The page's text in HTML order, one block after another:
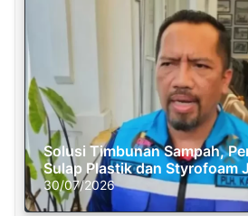
Solusi Timbunan Sampah,
Sulap Plastik dan Styrofoam
30/07/2026